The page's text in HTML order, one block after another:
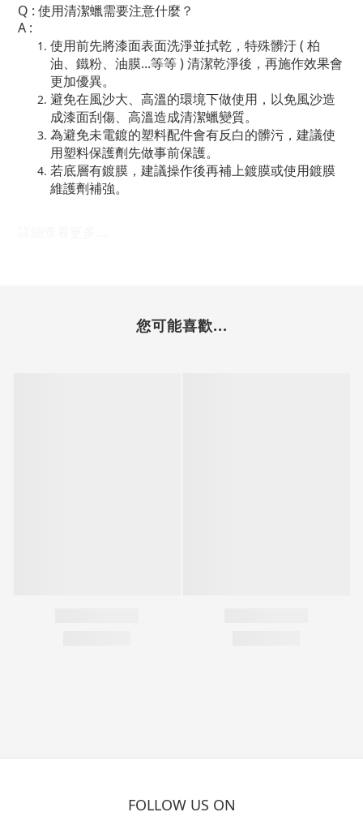
Q : 使用清潔蠟需要注意什麼？
A :
使用前先將漆面表面洗淨並拭乾，特殊髒汙 ( 柏
油、鐵粉、油膜...等等 ) 清潔乾淨後，再施作效果會
更加優異。
避免在風沙大、高溫的環境下做使用，以免風沙造
成漆面刮傷、高溫造成清潔蠟變質。
為避免未電鍍的塑料配件會有反白的髒污，建議使
用塑料保護劑先做事前保護。
若底層有鍍膜，建議操作後再補上鍍膜或使用鍍膜
維護劑補強。
您可能喜歡...
FOLLOW US ON